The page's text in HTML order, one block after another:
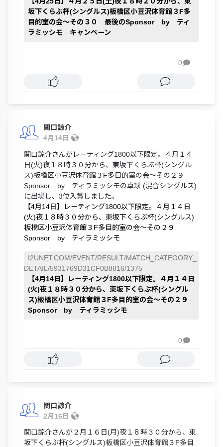
坂下くらぶ杯(シングルス)板橋区小豆沢体育館３F多
目的室の会～その３０ 最後のSponsor by ティ
ラミッシモ キャンペーン
0
関口諒介
4月14日
関口諒介さんがレーティング1800以下限定。４月１４
日(火)夜１８時３０分から、東坂下くらぶ杯(シングル
ス)板橋区小豆沢体育館３F多目的室の会～その２９
Sponsor by ティラミッシモの卓球 (混合シングルス)
に出場し、3位入賞しました。
【4月14日】レーティング1800以下限定。４月１４日
(火)夜１８時３０分から、東坂下くらぶ杯(シングルス)
板橋区小豆沢体育館３F多目的室の会～その２９
Sponsor by ティラミッシモ
I2UNET.COM/EVENT/RESULT/MATCH_CATEGORY_
DETAIL/5931769D31CF0B8816/1375
【4月14日】レーティング1800以下限定。４月１４日
(火)夜１８時３０分から、東坂下くらぶ杯(シングル
ス)板橋区小豆沢体育館３F多目的室の会～その２９
Sponsor by ティラミッシモ
0
関口諒介
2月16日
関口諒介さんが２月１６日(月)夜１８時３０分から、東
坂下くらぶ杯(シングルス)板橋区小豆沢体育館３F多目